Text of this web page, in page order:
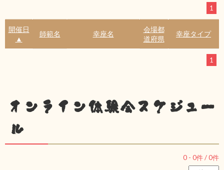
1
開催日
▲
師範名 幸座名
会場都
道府県
幸座タイプ
1
オンライン体験会スケジュー
ル
0 - 0件 /0件